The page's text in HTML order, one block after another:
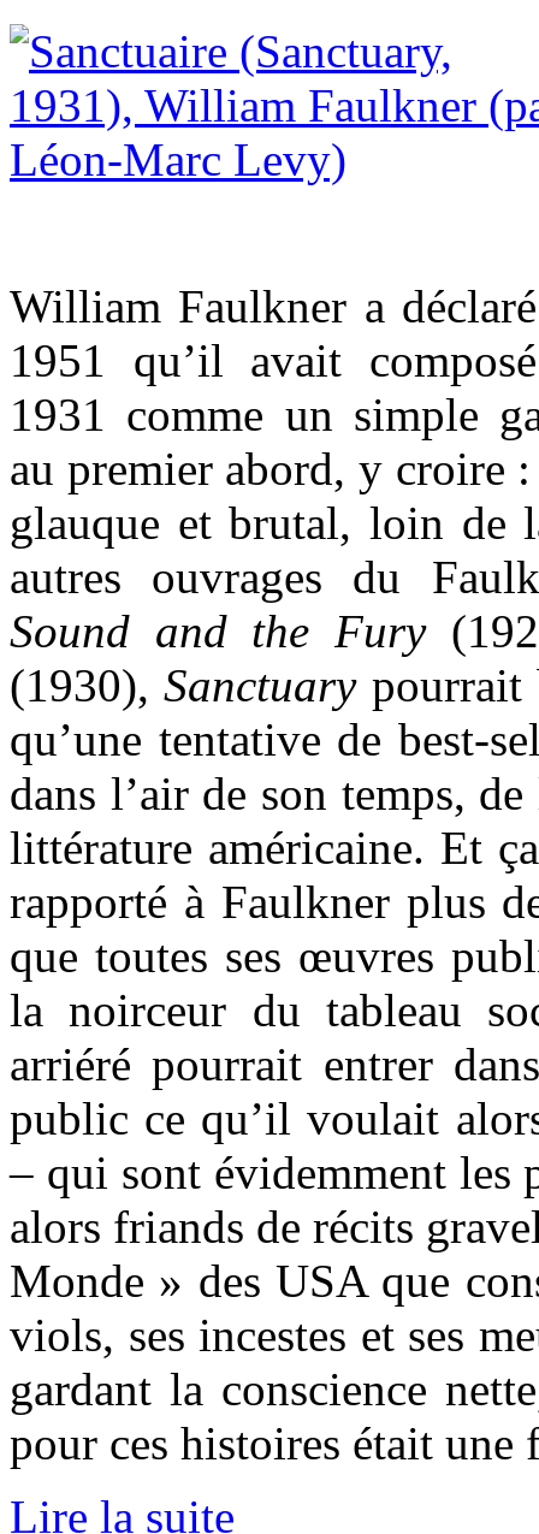
William Faulkner a
1951 qu’il avait
1931 comme un simple
au premier abord, y croire
glauque et brutal, loin de
autres ouvrages du
Sound and the Fury
(1930), Sanctuarypourrait
qu’une tentative de best-
dans l’air de son temps,
littérature américaine. Et
rapporté à Faulkner plus
que toutes ses œuvres
la noirceur du tableau
arriéré pourrait entrer
public ce qu’il voulait
– qui sont évidemment les
alors friands de récits
Monde » des USA que
viols, ses incestes et ses
gardant la conscience
pour ces histoires était une
Lire la suite